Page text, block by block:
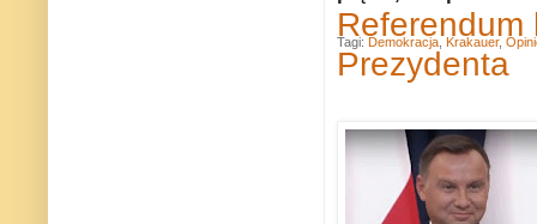
Referendum
Prezydenta
Tagi: Demokracja Krakauer,